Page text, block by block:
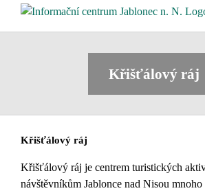
Přeskočit
Křišťálový ráj
Křišťálový ráj
Křišťálový ráj je centrem turistických
návštěvníkům Jablonce nad Nisou